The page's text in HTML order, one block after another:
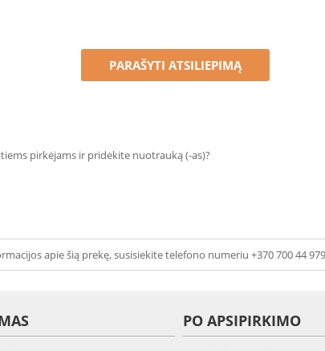
PARAŠYTI ATSILIEPIMĄ
pirkėjams ir pridėkite nuotrauką (-as)?
apie šią prekę, susisiekite telefono numeriu +370 700 44
PO APSIPIRKIMO